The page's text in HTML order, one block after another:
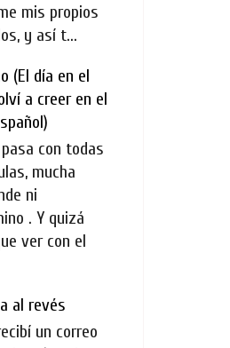
mis propios
y así t...
(El día en el
a creer en el
pasa con todas
mucha
ni
. Y quizá
ver con el
al revés
un correo